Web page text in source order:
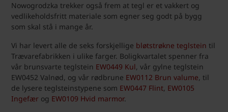
Nowogrodzka trekker også frem at tegl er et vakkert og
vedlikeholdsfritt materiale som egner seg godt på bygg
som skal stå i mange år.
Vi har levert alle de seks forskjellige bløtstrøkne teglstein til
Trævarefabrikken i ulike farger. Boligkvartalet spenner fra
vår brunsvarte teglstein EW0449 Kul, vår gylne teglstein
EW0452 Valnød, og vår rødbrune EW0112 Brun valume, til
de lysere teglsteinstypene som EW0447 Flint, EW0105
Ingefær og EW0109 Hvid marmor.